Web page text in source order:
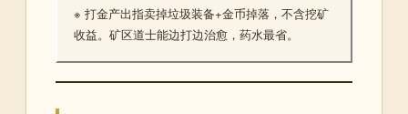
※ 打金产出指卖掉垃圾装备+金币掉落，不含挖矿
收益。矿区道士能边打边治愈，药水最省。